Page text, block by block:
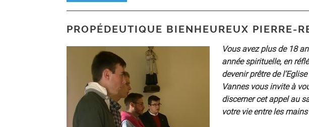
PROPÉDEUTIQUE BIENHEUREUX PIERRE-
Vous avez plus de 18
année spirituelle, en
devenir prêtre de
Vannes vous invite à
discerner cet appel au
votre vie entre les